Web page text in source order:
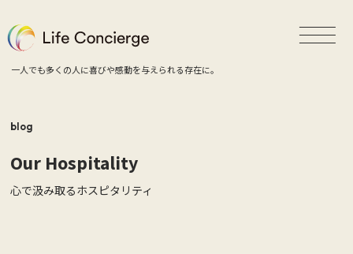
一人でも多くの人に喜びや感動を与えられる存在に。
blog
Our Hospitality
心で汲み取るホスピタリティ